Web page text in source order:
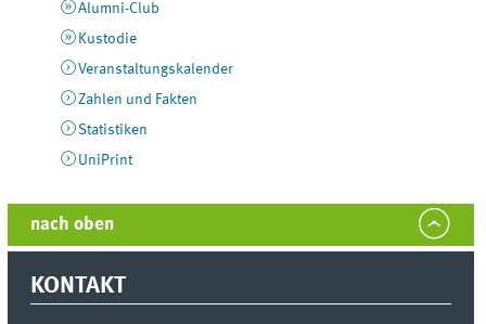
Alumni-Club
Kustodie
Veranstaltungskalender
Zahlen und Fakten
Statistiken
UniPrint
nach oben
KONTAKT